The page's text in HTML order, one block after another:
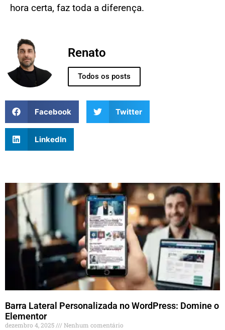
hora certa, faz toda a diferença.
Renato
Todos os posts
Facebook Twitter
LinkedIn
Barra Lateral Personalizada no WordPress: Domine o
Elementor
dezembro 4, 2025
Nenhum comentário